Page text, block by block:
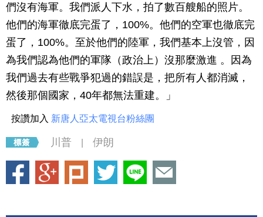
們沒有海軍。我們派人下水，拍了數百艘船的照片。
他們的海軍徹底完蛋了，100%。他們的空軍也徹底完
蛋了，100%。至於他們的陸軍，我們基本上沒管，因
為我們認為他們的軍隊（政治上）沒那麼激進 。因為
我們過去有些戰爭犯過的錯誤是，把所有人都消滅，
然後那個國家，40年都無法重建。」
按讚加入 新唐人亞太電視台粉絲團
川普 伊朗